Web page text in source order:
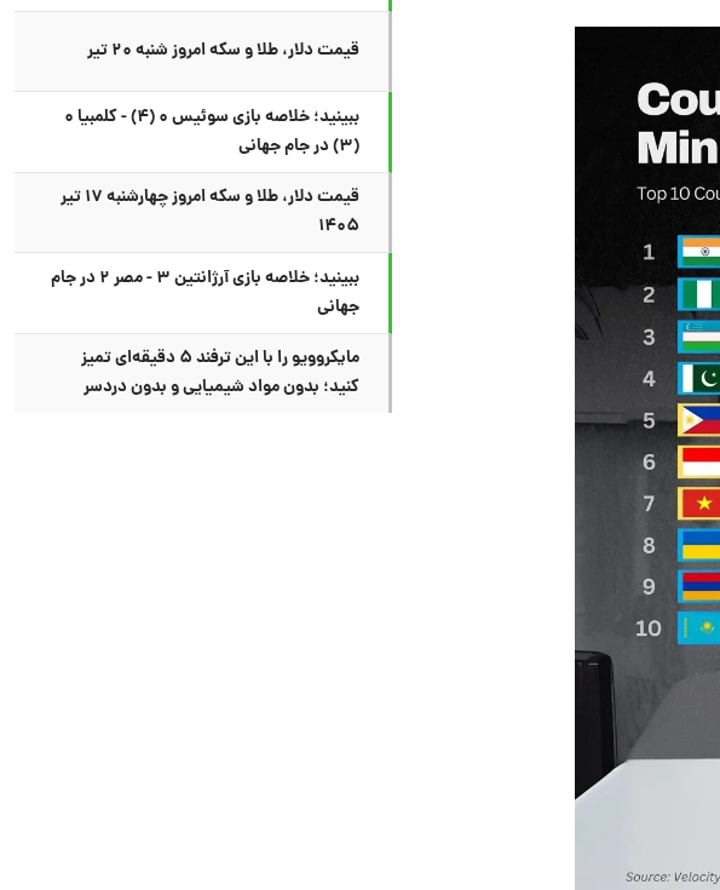
قیمت دلار، طلا و سکه امروز شنبه ۲۰ تیر
ببینید؛ خلاصه بازی سوئیس ۰ (۴) - کلمبیا ۰
(۳) در جام جهانی
قیمت دلار، طلا و سکه امروز چهارشنبه ۱۷ تیر
۱۴۰۵
ببینید؛ خلاصه بازی آرژانتین ۳ - مصر ۲ در جام
جهانی
مایکروویو را با این ترفند ۵ دقیقه‌ای تمیز
کنید؛ بدون مواد شیمیایی و بدون دردسر